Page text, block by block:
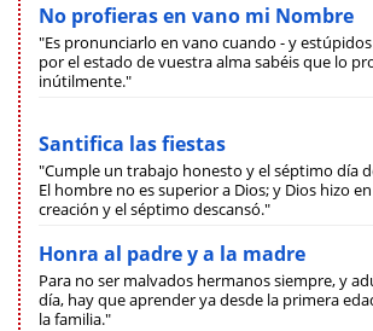
No profieras en vano mi Nombre
"Es pronunciarlo en vano cuando - y
por el estado de vuestra alma sabéis que lo
inútilmente."
Santifica las fiestas
"Cumple un trabajo honesto y el séptimo día
El hombre no es superior a Dios; y Dios hizo
creación y el séptimo descansó."
Honra al padre y a la madre
Para no ser malvados hermanos siempre, y
día, hay que aprender ya desde la primera
la familia."